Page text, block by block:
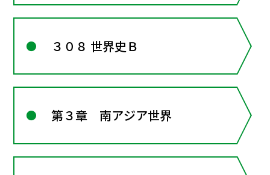
３０８ 世界史Ｂ
第３章 南アジア世界